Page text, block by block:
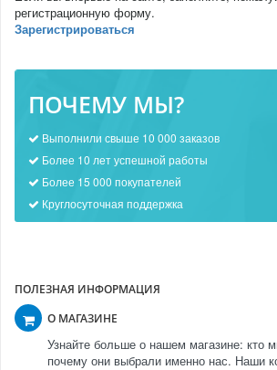
регистрационную форму.
Зарегистрироваться
ПОЧЕМУ МЫ?
Выполнили свыше 10 000 заказов
Более 10 лет успешной работы
Более 15 000 покупателей
Круглосуточная поддержка
ПОЛЕЗНАЯ ИНФОРМАЦИЯ
О МАГАЗИНЕ
Узнайте больше о нашем магазине: кто
почему они выбрали именно нас. Наши